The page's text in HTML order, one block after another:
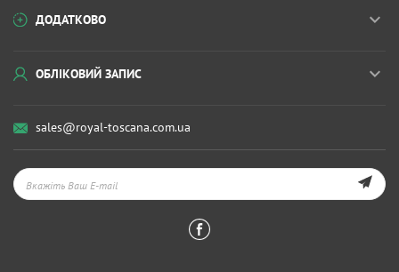
ДОДАТКОВО
ОБЛІКОВИЙ ЗАПИС
sales@royal-toscana.com.ua